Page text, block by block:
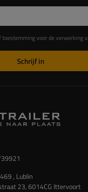
persoonlijke gegevens in het contactformulier in overeenstemming met de Verordening
Schrijf in
, Lublin
23, 6014CG Ittervoort